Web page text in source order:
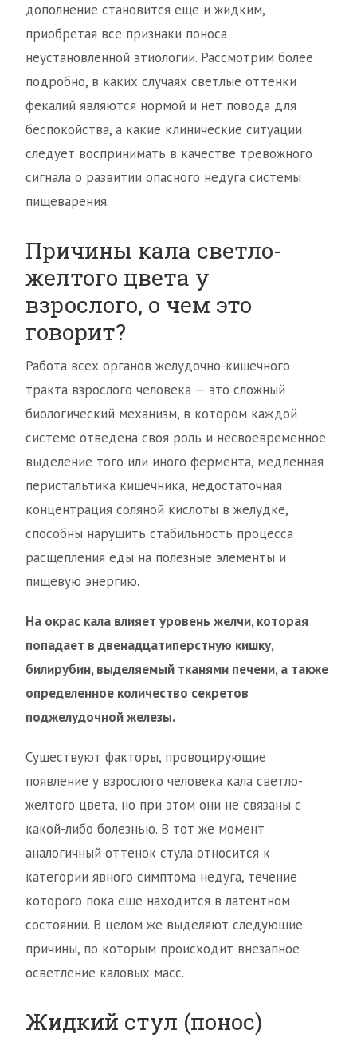
дополнение становится еще и жидким,
приобретая все признаки поноса
неустановленной этиологии. Рассмотрим более
подробно, в каких случаях светлые оттенки
фекалий являются нормой и нет повода для
беспокойства, а какие клинические ситуации
следует воспринимать в качестве тревожного
сигнала о развитии опасного недуга системы
пищеварения.
Причины кала светло-
желтого цвета у
взрослого, о чем это
говорит?
Работа всех органов желудочно-кишечного
тракта взрослого человека — это сложный
биологический механизм, в котором каждой
системе отведена своя роль и несвоевременное
выделение того или иного фермента, медленная
перистальтика кишечника, недостаточная
концентрация соляной кислоты в желудке,
способны нарушить стабильность процесса
расщепления еды на полезные элементы и
пищевую энергию.
На окрас кала влияет уровень желчи, которая
попадает в двенадцатиперстную кишку,
билирубин, выделяемый тканями печени, а также
определенное количество секретов
поджелудочной железы.
Существуют факторы, провоцирующие
появление у взрослого человека кала светло-
желтого цвета, но при этом они не связаны с
какой-либо болезнью. В тот же момент
аналогичный оттенок стула относится к
категории явного симптома недуга, течение
которого пока еще находится в латентном
состоянии. В целом же выделяют следующие
причины, по которым происходит внезапное
осветление каловых масс.
Жидкий стул (понос)